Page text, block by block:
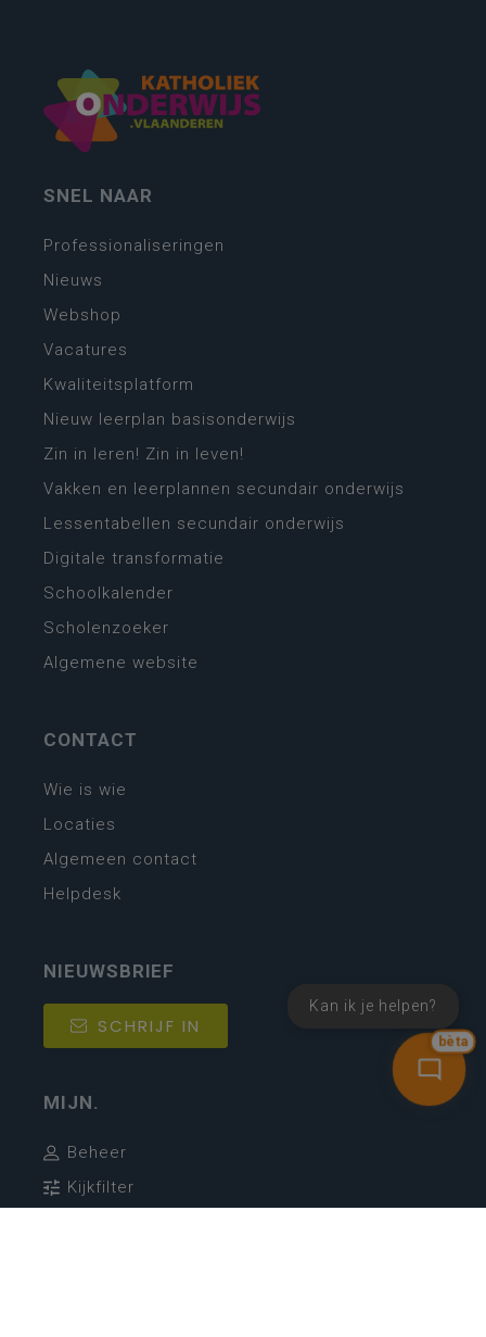
bèta
Kan ik je helpen?
SNEL NAAR
Professionaliseringen
Nieuws
Webshop
Vacatures
Kwaliteitsplatform
Nieuw leerplan basisonderwijs
Zin in leren! Zin in leven!
Vakken en leerplannen secundair onderwijs
Lessentabellen secundair onderwijs
Digitale transformatie
Schoolkalender
Scholenzoeker
Algemene website
CONTACT
Wie is wie
Locaties
Algemeen contact
Helpdesk
NIEUWSBRIEF
SCHRIJF IN
MIJN.
Beheer
Kijkfilter